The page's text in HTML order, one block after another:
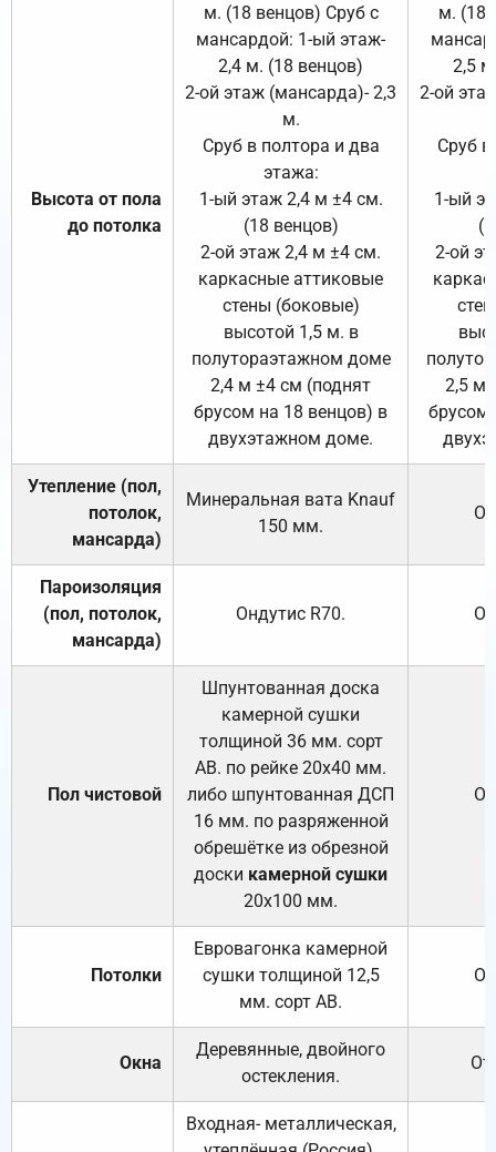
Высота от пола
до потолка
м. (18 венцов) Сруб с
мансардой: 1-ый этаж-
2,4 м. (18 венцов)
2-ой этаж (мансарда)- 2,3
м.
Сруб в полтора и два
этажа:
1-ый этаж 2,4 м ±4 см.
(18 венцов)
2-ой этаж 2,4 м ±4 см.
каркасные аттиковые
стены (боковые)
высотой 1,5 м. в
полутораэтажном доме
2,4 м ±4 см (поднят
брусом на 18 венцов) в
двухэтажном доме.
м. (18
2,5
2-ой
Сруб
1-ый
2-ой
2,5 м
брусом
Утепление (пол,
потолок,
мансарда)
Минеральная вата Knauf
150 мм.
Пароизоляция
(пол, потолок,
мансарда)
Ондутис R70.
Пол чистовой
Шпунтованная доска
камерной сушки
толщиной 36 мм. сорт
АВ. по рейке 20х40 мм.
либо шпунтованная ДСП
16 мм. по разряженной
обрешётке из обрезной
доски камерной сушки
20х100 мм.
Потолки
Евровагонка камерной
сушки толщиной 12,5
мм. сорт АВ.
Окна
Деревянные, двойного
остекления.
Входная- металлическая,